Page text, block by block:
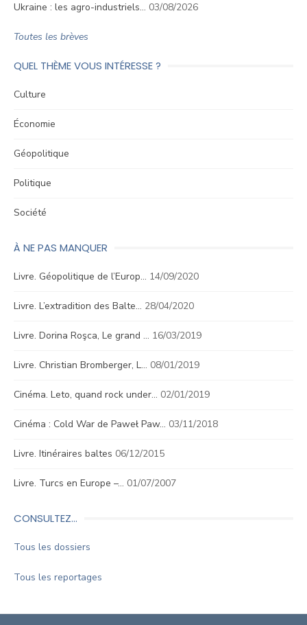
Ukraine : les agro-industriels… 03/08/2026
Toutes les brèves
QUEL THÈME VOUS INTÉRESSE ?
Culture
Économie
Géopolitique
Politique
Société
À NE PAS MANQUER
Livre. Géopolitique de l’Europ… 14/09/2020
Livre. L’extradition des Balte… 28/04/2020
Livre. Dorina Roşca, Le grand … 16/03/2019
Livre. Christian Bromberger, L… 08/01/2019
Cinéma. Leto, quand rock under… 02/01/2019
Cinéma : Cold War de Paweł Paw… 03/11/2018
Livre. Itinéraires baltes 06/12/2015
Livre. Turcs en Europe –… 01/07/2007
CONSULTEZ…
Tous les dossiers
Tous les reportages